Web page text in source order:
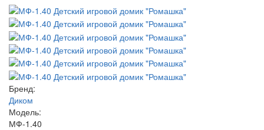
Бренд:
Диком
Модель:
МФ-1.40